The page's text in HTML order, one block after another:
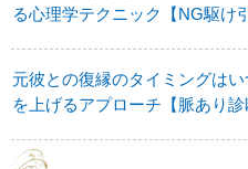
る心理学テクニック【NG駆け
元彼との復縁のタイミングは
を上げるアプローチ【脈あり診